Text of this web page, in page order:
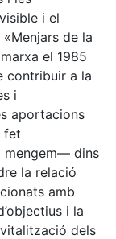
i el
de la
el 1985
contribuir a la
i
aportacions
fet
mengem— dins
la relació
amb
i la
dels